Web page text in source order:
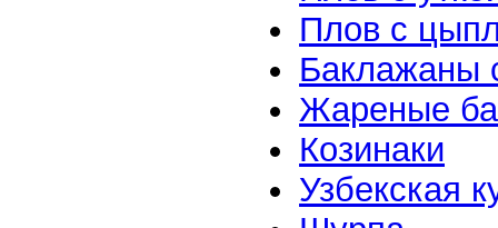
Плов с
Баклажаны
Жареные
Козинаки
Узбекская